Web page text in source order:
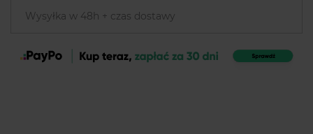
Wysyłka w 48h + czas dostawy